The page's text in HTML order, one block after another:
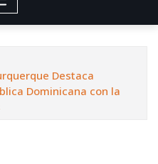
Destaca
Dominicana con la